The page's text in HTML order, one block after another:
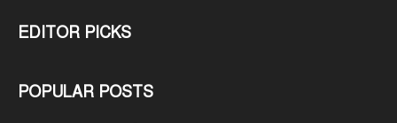
EDITOR PICKS
POPULAR POSTS